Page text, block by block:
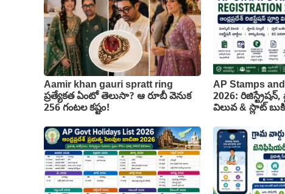
Aamir khan gauri spratt ring
ప్రత్యేకత ఏంటో తెలుసా? ఆ రూబీ వెనుక
256 గంటల కష్టం!
AP Stamps
2026:
విలువ & స్లాట్